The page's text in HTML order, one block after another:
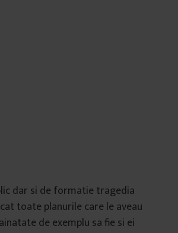
dar si de formatie tragedia
toate planurile care le aveau
de exemplu sa fie si ei